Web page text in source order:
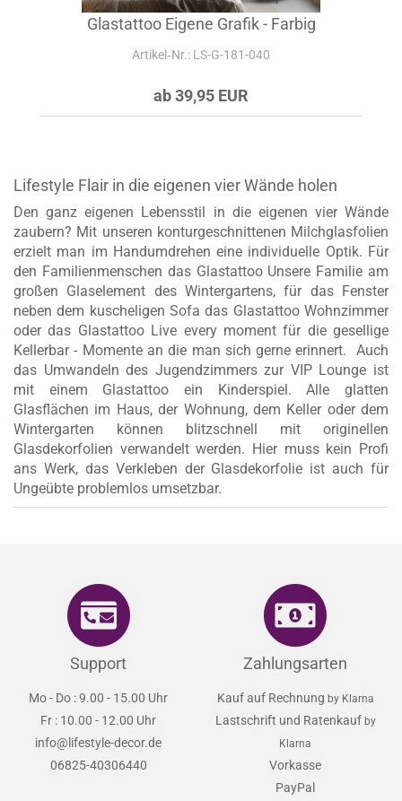
Glastattoo Eigene Grafik - Farbig
Artikel‑Nr.: LS-G-181-040
ab 39,95 EUR
Lifestyle Flair in die eigenen vier Wände holen
Den ganz eigenen Lebensstil in die eigenen vier Wände
zaubern? Mit unseren konturgeschnittenen Milchglasfolien
erzielt man im Handumdrehen eine individuelle Optik. Für
den Familienmenschen das Glastattoo Unsere Familie am
großen Glaselement des Wintergartens, für das Fenster
neben dem kuscheligen Sofa das Glastattoo Wohnzimmer
oder das Glastattoo Live every moment für die gesellige
Kellerbar - Momente an die man sich gerne erinnert. Auch
das Umwandeln des Jugendzimmers zur VIP Lounge ist
mit einem Glastattoo ein Kinderspiel. Alle glatten
Glasflächen im Haus, der Wohnung, dem Keller oder dem
Wintergarten können blitzschnell mit originellen
Glasdekorfolien verwandelt werden. Hier muss kein Profi
ans Werk, das Verkleben der Glasdekorfolie ist auch für
Ungeübte problemlos umsetzbar.
Support
Mo - Do : 9.00 - 15.00 Uhr
Fr : 10.00 - 12.00 Uhr
info@lifestyle-decor.de
06825-40306440
Zahlungsarten
Kauf auf Rechnung by Klarna
Lastschrift und Ratenkauf by
Klarna
Vorkasse
PayPal